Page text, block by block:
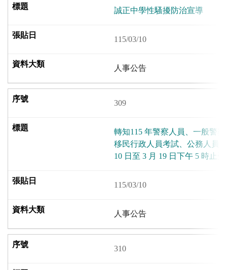
誠正中學性騷擾防治宣導
115/03/10
人事公告
309
轉知115 年警察人員、一般警
移民行政人員考試、公務人員
10 日至 3 月 19 日下午 5 時止
115/03/10
人事公告
310